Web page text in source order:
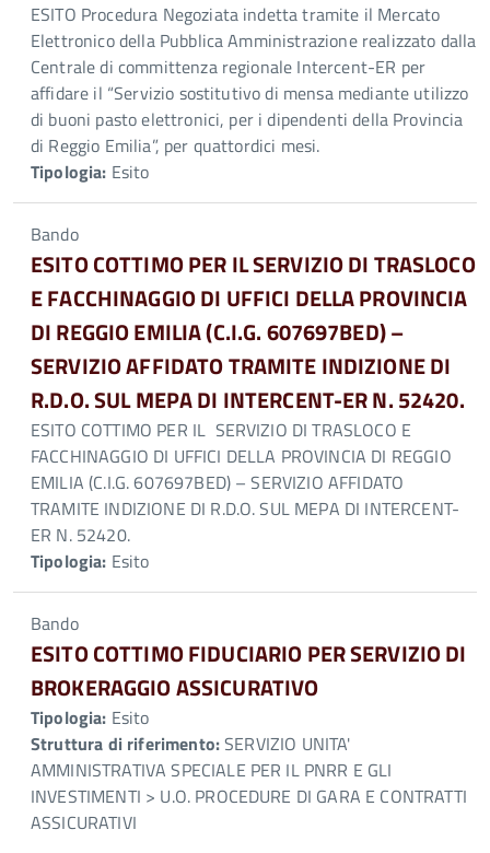
ESITO Procedura Negoziata indetta tramite il Mercato
Elettronico della Pubblica Amministrazione realizzato dalla
Centrale di committenza regionale Intercent-ER per
affidare il “Servizio sostitutivo di mensa mediante utilizzo
di buoni pasto elettronici, per i dipendenti della Provincia
di Reggio Emilia”, per quattordici mesi.
Tipologia: Esito
Bando
ESITO COTTIMO PER IL SERVIZIO DI TRASLOCO
E FACCHINAGGIO DI UFFICI DELLA PROVINCIA
DI REGGIO EMILIA (C.I.G. 607697BED) –
SERVIZIO AFFIDATO TRAMITE INDIZIONE DI
R.D.O. SUL MEPA DI INTERCENT-ER N. 52420.
ESITO COTTIMO PER IL SERVIZIO DI TRASLOCO E
FACCHINAGGIO DI UFFICI DELLA PROVINCIA DI REGGIO
EMILIA (C.I.G. 607697BED) – SERVIZIO AFFIDATO
TRAMITE INDIZIONE DI R.D.O. SUL MEPA DI INTERCENT-
ER N. 52420.
Tipologia: Esito
Bando
ESITO COTTIMO FIDUCIARIO PER SERVIZIO DI
BROKERAGGIO ASSICURATIVO
Tipologia: Esito
Struttura di riferimento:SERVIZIO UNITA'
AMMINISTRATIVA SPECIALE PER IL PNRR E GLI
INVESTIMENTI > U.O. PROCEDURE DI GARA E CONTRATTI
ASSICURATIVI